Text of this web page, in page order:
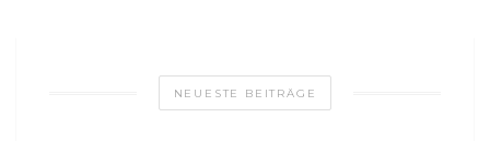
NEUESTE BEITRÄGE